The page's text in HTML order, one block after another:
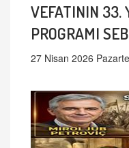
VEFATININ 33.
PROGRAMI
27 Nisan 2026